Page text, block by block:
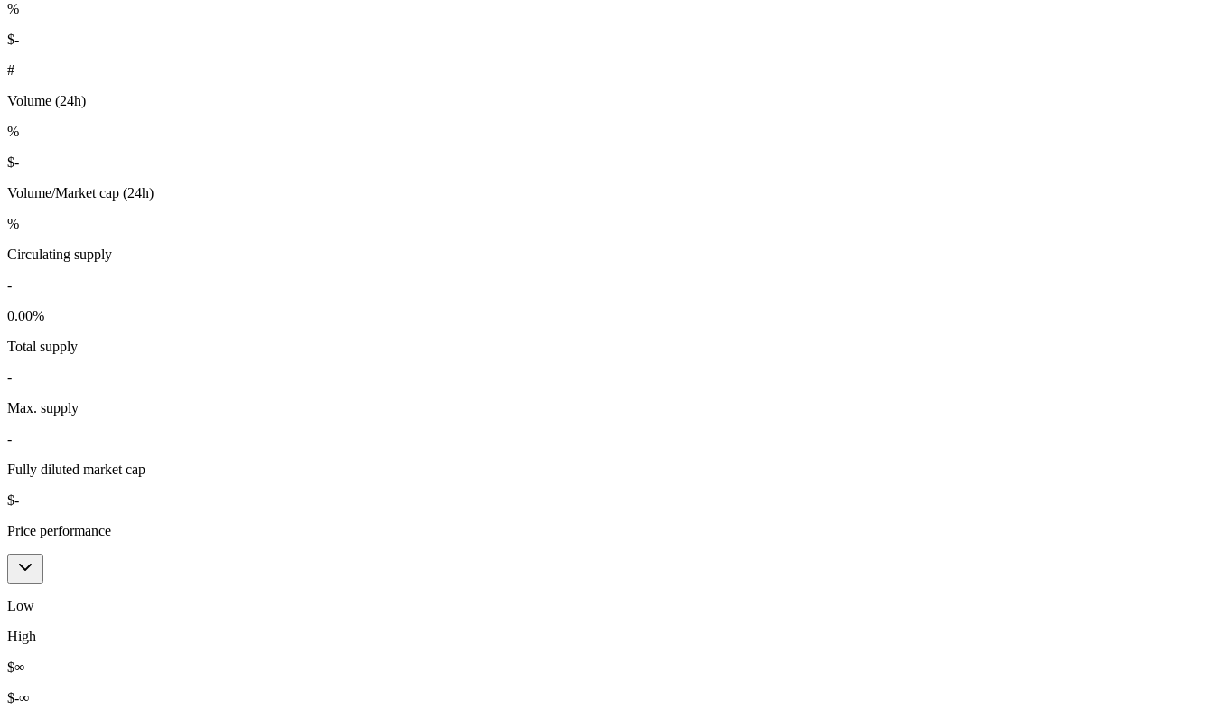
%
$-
#
Volume (24h)
%
$-
Volume/Market cap (24h)
%
Circulating supply
-
0.00%
Total supply
-
Max. supply
-
Fully diluted market cap
$-
Price performance
Low
High
$∞
$-∞